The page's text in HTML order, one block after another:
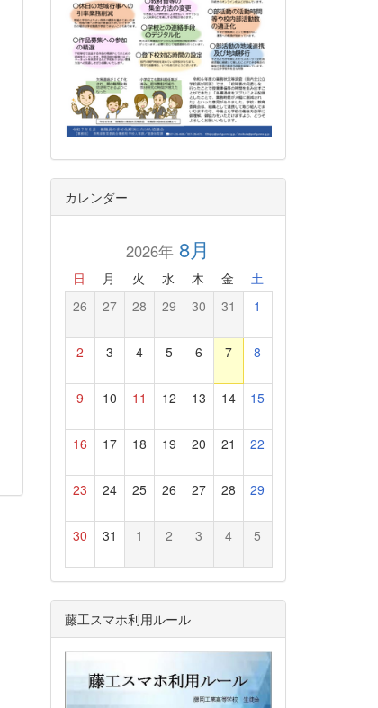
カレンダー
2026年 8月
日 月 火 水 木 金 土
26 27 28 29 30 31 1
2 3 4 5 6 7 8
9 10 11 12 13 14 15
16 17 18 19 20 21 22
23 24 25 26 27 28 29
30 31 1 2 3 4 5
藤工スマホ利用ルール